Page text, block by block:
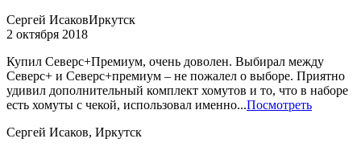
Сергей ИсаковИркутск
2 октября 2018
Купил Северс+Премиум, очень доволен. Выбирал между
Северс+ и Северс+премиум – не пожалел о выборе. Приятно
удивил дополнительный комплект хомутов и то, что в наборе
есть хомуты с чекой, использовал именно...Посмотреть
Сергей Исаков, Иркутск